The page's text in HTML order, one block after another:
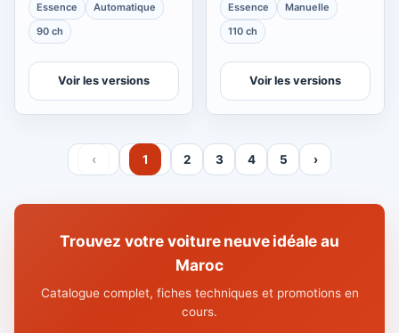
Essence
Automatique
90 ch
Voir les versions
Essence
Manuelle
110 ch
Voir les versions
‹ 1 2 3 4 5 ›
Trouvez votre voiture neuve idéale au
Maroc
Catalogue complet, fiches techniques et promotions en
cours.